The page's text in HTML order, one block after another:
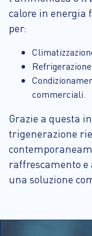
calore in energia
per:
commerciali.
Grazie a questa
trigenerazione
raffrescamento
una soluzione